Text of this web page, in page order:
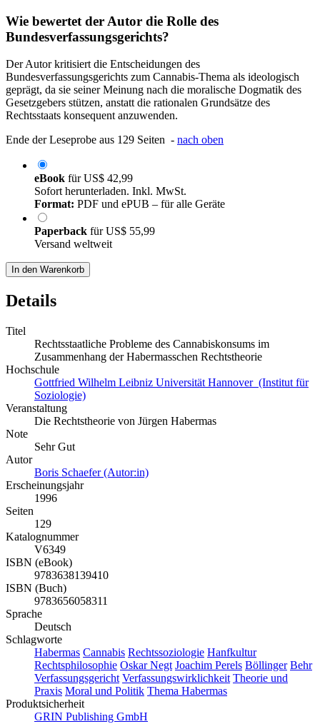
Wie bewertet der Autor die Rolle des
Bundesverfassungsgerichts?
Der Autor kritisiert die Entscheidungen des
Bundesverfassungsgerichts zum Cannabis-Thema als ideologisch
geprägt, da sie seiner Meinung nach die moralische Dogmatik des
Gesetzgebers stützen, anstatt die rationalen Grundsätze des
Rechtsstaats konsequent anzuwenden.
Ende der Leseprobe aus 129 Seiten - nach oben
eBook fürUS$ 42,99
Sofort herunterladen. Inkl. MwSt.
Format: PDF und ePUB – für alle Geräte
Paperback fürUS$ 55,99
Versand weltweit
In den Warenkorb
Details
Titel
Rechtsstaatliche Probleme des Cannabiskonsums im
Zusammenhang der Habermasschen Rechtstheorie
Hochschule
Gottfried Wilhelm Leibniz Universität Hannover (Institut für
Soziologie)
Veranstaltung
Die Rechtstheorie von Jürgen Habermas
Note
Sehr Gut
Autor
Boris Schaefer (Autor:in)
Erscheinungsjahr
1996
Seiten
129
Katalognummer
V6349
ISBN (eBook)
9783638139410
ISBN (Buch)
9783656058311
Sprache
Deutsch
Schlagworte
Habermas Cannabis Rechtssoziologie Hanfkultur
Rechtsphilosophie Oskar Negt Joachim Perels Böllinger Behr
Verfassungsgericht Verfassungswirklichkeit Theorie und
Praxis Moral und Politik Thema Habermas
Produktsicherheit
GRIN Publishing GmbH